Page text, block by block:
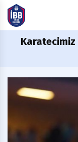
Karatecimiz